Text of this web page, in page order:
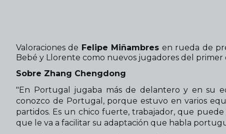
Valoraciones de Felipe Miñambres en rueda de
Bebé y Llorente como nuevos jugadores del primer
Sobre Zhang Chengdong
"En Portugal jugaba más de delantero y en su
conozco de Portugal, porque estuvo en varios
partidos. Es un chico fuerte, trabajador, que
que le va a facilitar su adaptación que habla